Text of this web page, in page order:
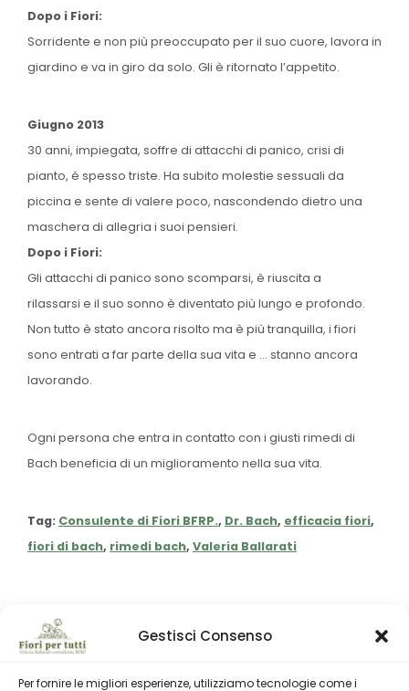
Gestisci Consenso
Per fornire le migliori esperienze, utilizziamo tecnologie come i
Dopo i Fiori:
Sorridente e non più preoccupato per il suo cuore, lavora in
giardino e va in giro da solo. Gli è ritornato l’appetito.
Giugno 2013
30 anni, impiegata, soffre di attacchi di panico, crisi di
pianto, é spesso triste. Ha subito molestie sessuali da
piccina e sente di valere poco, nascondendo dietro una
maschera di allegria i suoi pensieri.
Dopo i Fiori:
Gli attacchi di panico sono scomparsi, è riuscita a
rilassarsi e il suo sonno è diventato più lungo e profondo.
Non tutto è stato ancora risolto ma è più tranquilla, i fiori
sono entrati a far parte della sua vita e … stanno ancora
lavorando.
Ogni persona che entra in contatto con i giusti rimedi di
Bach beneficia di un miglioramento nella sua vita.
Tag: Consulente di Fiori BFRP., Dr. Bach, efficacia fiori,
fiori di bach, rimedi bach, Valeria Ballarati